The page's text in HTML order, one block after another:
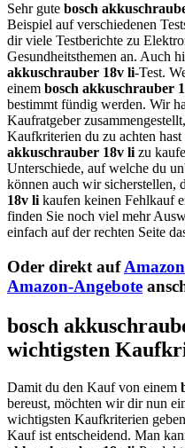
Sehr gute bosch
Beispiel auf verschiedenen
dir viele Testberichte zu
Gesundheitsthemen an. Auch
akkuschrauber 18v li-Test.
einem bosch akkuschrauber
bestimmt fündig werden. Wir
Kaufratgeber
Kaufkriterien du zu achten
akkuschrauber 18v li zu
Unterschiede, auf welche du
können auch wir sicherstellen,
18v li kaufen keinen Fehlkauf
finden Sie noch viel mehr
einfach auf der rechten Seite
Oder direkt aufAmazon
Amazon-Angebote
bosch
wichtigsten
Damit du den Kauf von einem
bereust, möchten wir dir nun
wichtigsten Kaufkriterien
Kauf ist entscheidend. Man